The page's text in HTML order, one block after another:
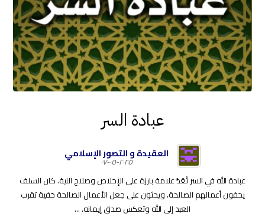
عبادة السر
العقيدة و التصور الإسلامي
٢٠٢٥-٠٥-٠٧
عبادة الله في السر تُعَدُّ علامة بارزة على الإخلاص وصلاح النية. كان السلف
يخفون أعمالهم الصالحة، ويحثون على جعل الأعمال الصالحة خفية تقرب
العبد إلى الله وتعكس صدق إيمانه. ...